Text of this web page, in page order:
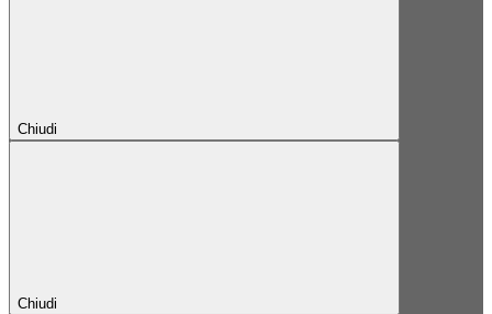
Chiudi
Chiudi